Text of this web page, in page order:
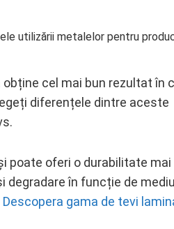
utilizării metalelor pentru
cel mai bun rezultat în
diferențele dintre aceste
poate oferi o durabilitate mai
în funcție de mediul
Descopera gama de tevi